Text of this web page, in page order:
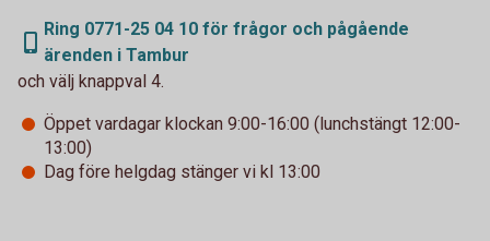
Ring 0771-25 04 10 för frågor och pågående
ärenden i Tambur
och välj knappval 4.
Öppet vardagar klockan 9:00-16:00 (lunchstängt 12:00-
13:00)
Dag före helgdag stänger vi kl 13:00